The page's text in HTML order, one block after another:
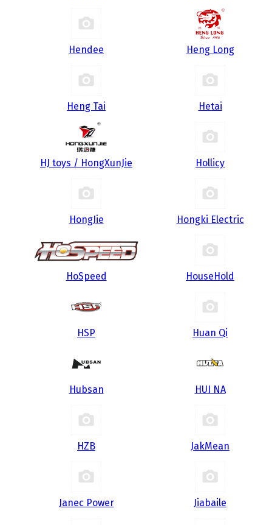
Hendee Heng Long
Heng Tai Hetai
HJ toys / HongXunJie Hollicy
HongJie Hongki Electric
HoSpeed HouseHold
HSP Huan Qi
Hubsan HUI NA
HZB JakMean
Janec Power Jiabaile